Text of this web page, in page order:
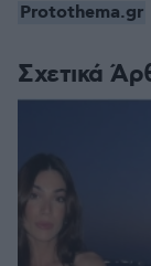
Σχετικά
Protothema.gr